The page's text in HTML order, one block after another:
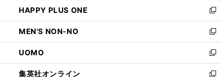
く
で
開
く
ド
ウ
で
開
く
ィ
ン
ド
ウ
で
開
く
い
ウ
ィ
ン
ド
ウ
で
HAPPY PLUS ONE
新
し
い
ウ
ィ
ン
ド
MEN'S NON-NO
新
し
い
ウ
ィ
UOMO
新
し
集英社オンライン